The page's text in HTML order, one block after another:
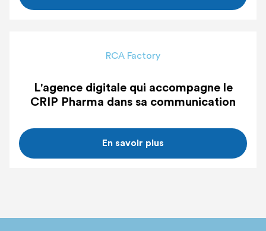
RCA Factory
L'agence digitale qui accompagne le
CRIP Pharma dans sa communication
En savoir plus